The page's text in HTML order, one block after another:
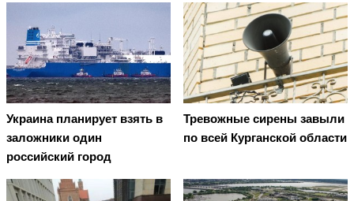
Украина планирует взять в
заложники один
российский город
Тревожные сирены завыли
по всей Курганской области